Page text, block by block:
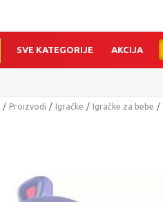
SVE KATEGORIJE AKCIJA
Proizvodi Igračke Igračke za bebe